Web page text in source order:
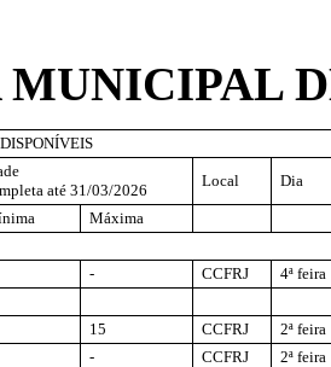
MUNICIPAL
até 31/03/2026
Local Dia
Máxima
- CCFRJ
4ª feira
15 CCFRJ
2ª feira
- CCFRJ
2ª feira